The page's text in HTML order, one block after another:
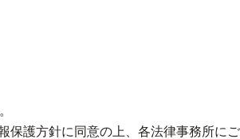
保護方針に同意の上、各法律事務所にご